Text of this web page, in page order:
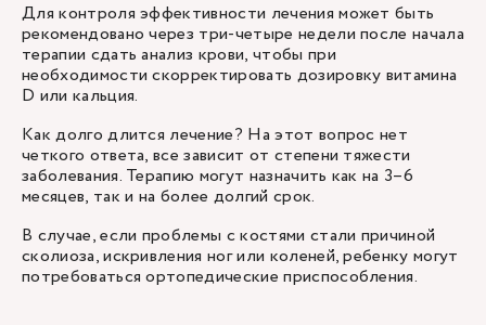
Для контроля эффективности лечения может быть
рекомендовано через три-четыре недели после начала
терапии сдать анализ крови, чтобы при
необходимости скорректировать дозировку витамина
D или кальция.
Как долго длится лечение? На этот вопрос нет
четкого ответа, все зависит от степени тяжести
заболевания. Терапию могут назначить как на 3–6
месяцев, так и на более долгий срок.
В случае, если проблемы с костями стали причиной
сколиоза, искривления ног или коленей, ребенку могут
потребоваться ортопедические приспособления.